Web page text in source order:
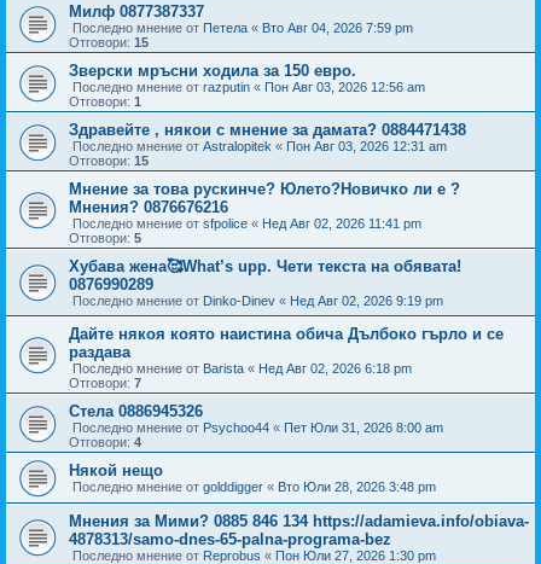
Милф 0877387337
Последно мнение от Петела « Вто Авг 04, 2026 7:59 pm
Отговори: 15
Зверски мръсни ходила за 150 евро.
Последно мнение от razputin « Пон Авг 03, 2026 12:56 am
Отговори: 1
Здравейте , някои с мнение за дамата? 0884471438
Последно мнение от Astralopitek « Пон Авг 03, 2026 12:31 am
Отговори: 15
Мнение за това рускинче? Юлето?Новичко ли е ?
Мнения? 0876676216
Последно мнение от sfpolice « Нед Авг 02, 2026 11:41 pm
Отговори: 5
Хубава жена🥰What’s upp. Чети текста на обявата!
0876990289
Последно мнение от Dinko-Dinev « Нед Авг 02, 2026 9:19 pm
Дайте някоя която наистина обича Дълбоко гърло и се
раздава
Последно мнение от Barista « Нед Авг 02, 2026 6:18 pm
Отговори: 7
Стела 0886945326
Последно мнение от Psychoo44 « Пет Юли 31, 2026 8:00 am
Отговори: 4
Някой нещо
Последно мнение от golddigger « Вто Юли 28, 2026 3:48 pm
Мнения за Мими? 0885 846 134 https://adamieva.info/obiava-
4878313/samo-dnes-65-palna-programa-bez
Последно мнение от Reprobus « Пон Юли 27, 2026 1:30 pm